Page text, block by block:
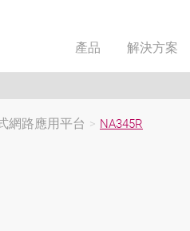
產品 解決方案
網路應用平台 > NA345R